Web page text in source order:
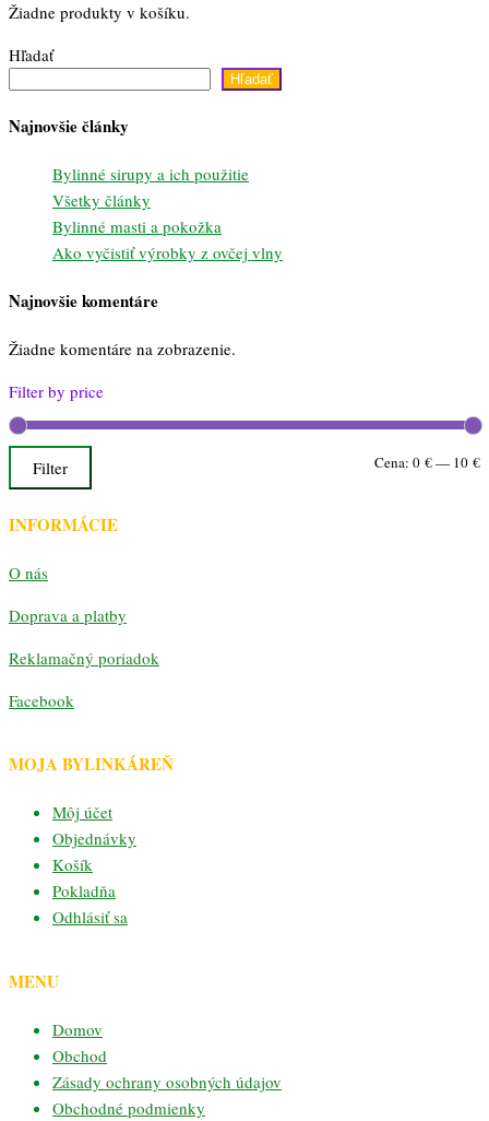
Žiadne produkty v košíku.
Hľadať
Hľadať
Najnovšie články
Bylinné sirupy a ich použitie
Všetky články
Bylinné masti a pokožka
Ako vyčistiť výrobky z ovčej vlny
Najnovšie komentáre
Žiadne komentáre na zobrazenie.
Filter by price
Filter Cena: 0 €— 10 €
INFORMÁCIE
O nás
Doprava a platby
Reklamačný poriadok
Facebook
MOJA BYLINKÁREŇ
Môj účet
Objednávky
Košík
Pokladňa
Odhlásiť sa
MENU
Domov
Obchod
Zásady ochrany osobných údajov
Obchodné podmienky